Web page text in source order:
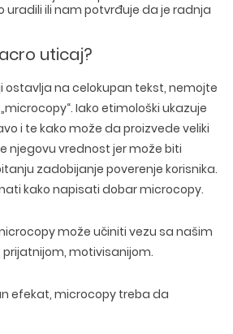
uradili ili nam potvrđuje da je radnja
uticaj?
ostavlja na celokupan tekst, nemojte
Iako etimološki ukazuje
i te kako može da proizvede veliki
njegovu vrednost jer može biti
zadobijanje poverenje korisnika.
kako napisati dobar microcopy.
može učiniti vezu sa našim
motivisanijom.
efekat, microcopy treba da